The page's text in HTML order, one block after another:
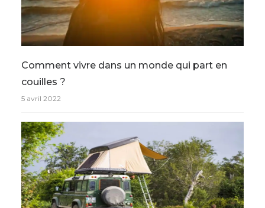
Comment vivre dans un monde qui part en
couilles ?
5 avril 2022